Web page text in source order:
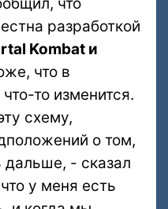
что
разработкой
Kombat и
что в
то изменится.
схему,
о том,
- сказал
у меня есть